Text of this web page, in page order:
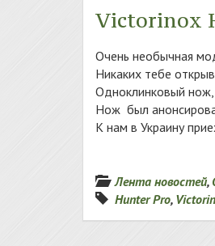
Victorinox
Очень необычная
Никаких тебе
Одноклинковый нож,
Нож был
К нам в Украину
Лента новостей,
Hunter Pro,